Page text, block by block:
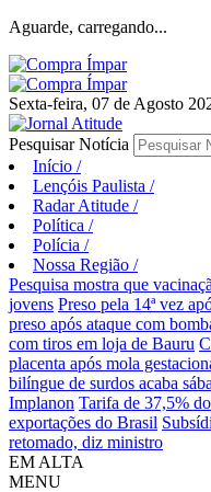
Aguarde, carregando...
Sexta-feira, 07 de Agosto
Pesquisar Notícia
Início /
Lençóis Paulista /
Radar Atitude /
Política /
Polícia /
Nossa Região /
Pesquisa mostra que
jovens Preso pela 14ª vez
preso após ataque com
com tiros em loja de Bauru
placenta após mola
bilíngue de surdos acaba
Implanon Tarifa de 37,5%
exportações do Brasil
retomado, diz ministro
EM ALTA
MENU